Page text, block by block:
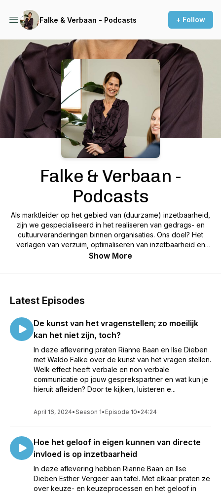
Falke & Verbaan - Podcasts + Follow
Podcast Background Image
Falke & Verbaan -
Podcasts
Als marktleider op het gebied van (duurzame) inzetbaarheid,
zijn we gespecialiseerd in het realiseren van gedrags- en
cultuurveranderingen binnen organisaties. Ons doel? Het
verlagen van verzuim, optimaliseren van inzetbaarheid en
vergroten van productiviteit bij medewerkers.
Show More
Latest Episodes
De kunst van het vragenstellen; zo moeilijk
kan het niet zijn, toch?
In deze aflevering praten Rianne Baan en Ilse Dieben
met Waldo Falke over de kunst van het vragen stellen.
Welk effect heeft verbale en non verbale
communicatie op jouw gesprekspartner en wat kun je
hieruit afleiden? Door te kijken, luisteren e...
April 16, 2024•Season 1• Episode 10• 24:24
Hoe het geloof in eigen kunnen van directe
invloed is op inzetbaarheid
In deze aflevering hebben Rianne Baan en Ilse
Dieben Esther Vergeer aan tafel. Met elkaar praten ze
over keuze- en keuzeprocessen en het geloof in